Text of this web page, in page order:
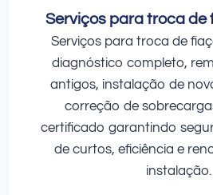
Serviços para troca de
Serviços para troca de
diagnóstico completo,
antigos, instalação de
correção de
certificado garantindo
de curtos, eficiência e
instalação.